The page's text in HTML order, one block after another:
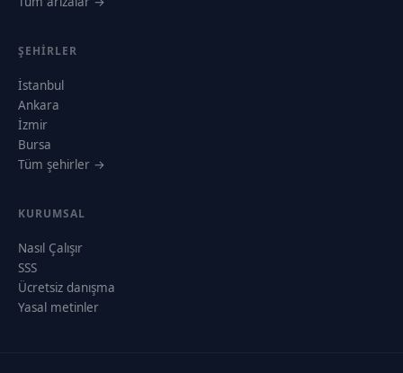
ŞEHIRLER
İstanbul
Ankara
İzmir
Bursa
Tüm şehirler →
KURUMSAL
Nasıl Çalışır
SSS
Ücretsiz danışma
Yasal metinler